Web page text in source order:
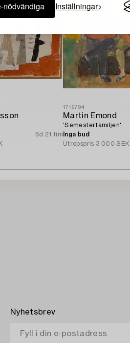
nödvändiga Inställningar
6d 21 tim
1719794
Martin Emond
'Semesterfamiljen'.
Inga bud
Utropspris 3 000 SEK
Nyhetsbrev